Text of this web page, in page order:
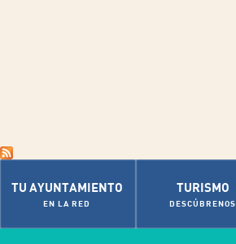
TU AYUNTAMIENTO
EN LA RED
TURISMO
DESCÚBRENOS